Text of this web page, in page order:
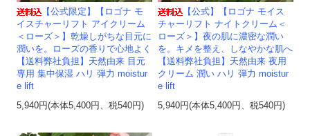
【公式限定】【ロゴナ モ
イスチャーリフト アイクリーム
＜ローズ＞】乾燥しがちな目元に
潤いを。ローズの香りで心地よく
【送料弊社負担】天然由来 目元
専用 集中保湿 ハリ 弾力 moistur
e lift
5,940円(本体5,400円、税540円)
【公式】【ロゴナ モイス
チャーリフト ナイトクリーム＜
ローズ＞】夜の肌に濃密な潤い
を。キメを整え、しなやかな肌へ
【送料弊社負担】天然由来 夜用
クリーム 潤い ハリ 弾力 moistur
e lift
5,940円(本体5,400円、税540円)